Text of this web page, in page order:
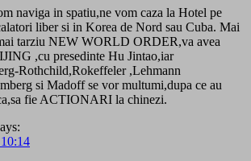
naviga in spatiu,ne vom caza la Hotel pe
liber si in Korea de Nord sau Cuba. Mai
tarziu NEW WORLD ORDER,va avea
,cu presedinte Hu Jintao,iar
Rothchild,Rokeffeler ,Lehmann
si Madoff se vor multumi,dupa ce au
fie ACTIONARI la chinezi.